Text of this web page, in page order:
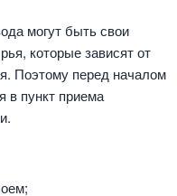
могут быть свои
которые зависят от
Поэтому перед началом
в пункт приема